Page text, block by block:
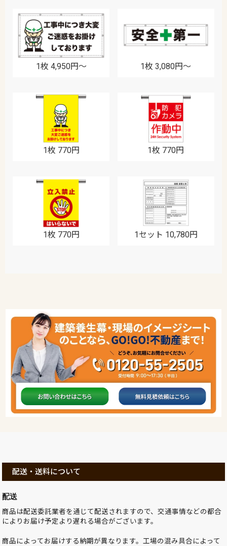
1枚 4,950円〜 1枚 3,080円〜
1枚 770円 1枚 770円
1枚 770円 1セット 10,780円
配送・送料について
配送
商品は配送委託業者を通じて配送されますので、交通事情などの都合
によりお届け予定より遅れる場合がございます。
商品によってお届けする納期が異なります。工場の混み具合によって